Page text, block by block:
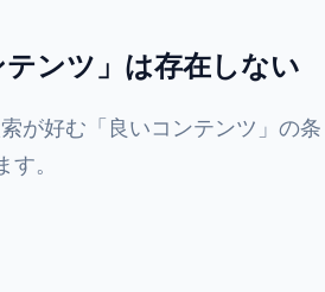
ンツ」は存在しない
が好む「良いコンテンツ」の条
。